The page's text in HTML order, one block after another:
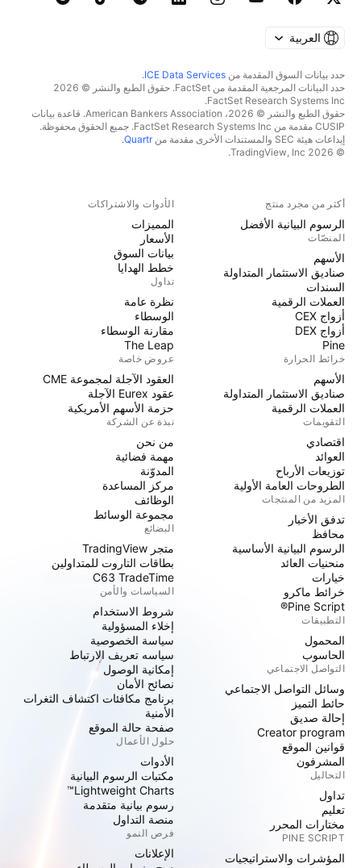
العربية
حدد بيانات السوق المقدمة من ICE Data Services
.
حدد البيانات المرجعية المقدمة من FactSet. حقوق الطبع والنشر © 2026
FactSet Research Systems Inc.
حقوق الطبع والنشر © 2026، American Bankers Association. قاعدة بيانات
CUSIP مقدمة من FactSet Research Systems Inc. جميع الحقوق محفوظة.
إيداعات هيئة SEC والمستندات الأخرى مقدمة من
Quartr
.
© 2026 TradingView, Inc.
أكثر من مجرد منتج
الرسوم البيانية الأفضل
المنصّات
الأسهم
صناديق الاستثمار المتداولة
السندات
العملات الرقمية
أزواج CEX
أزواج DEX
Pine
خرائط الحرارة
الأسهم
صناديق الاستثمار المتداولة
العملات الرقمية
التقويمات
اقتصادي
العوائد
توزيعات الأرباح
الطروحات العامة الأولية
المزيد من المنتجات
تدفق الأخبار
محافظ
الرسوم البيانية الأساسية
منحنيات العائد
خيارات
خرائط ماكرو
Pine Script®
التطبيقات
المحمول
الحاسوب
التواصل الاجتماعي
وسائل التواصل الاجتماعي
حائط التميز
إحالة صديق
Creator program
قوانين الموقع
المشرفون
التحاليل
تداول
تعليم
مختارات المحرر
PINE SCRIPT
المؤشرات والاستراتيجيات
الأدوات والاشتراكات
المميزات
الأسعار
بيانات السوق
خطط الهدايا
تداول
نظرة عامة
الوسطاء
مقارنة الوسطاء
The Leap
عروض خاصة
العقود الآجلة لمجموعة CME
عقود Eurex الآجلة
حزمة الأسهم الأمريكية
نبذة عن الشركة
من نحن
مهمة فضائية
المدوّنة
مركز المساعدة
الوظائف
مجموعة الوسائط
البضائع
متجر TradingView
بطاقات التاروت للمتداولين
C63 TradeTime
السياسات والأمن
شروط الاستخدام
إخلاء المسؤولية
سياسة الخصوصية
سياسه تعريف الارتباط
إمكانية الوصول
نصائح الأمان
برنامج مكافئات اكتشاف الثغرات
الأمنية
صفحة حالة الموقع
حلول الأعمال
الأدوات
مكتبات الرسوم البيانية
Lightweight Charts™
رسوم بيانية متقدمة
منصة التداول
فرص النمو
الإعلانات